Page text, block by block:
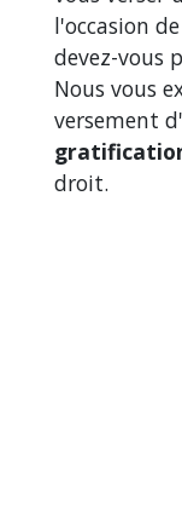
l'occasion
devez-vous
Nous vous
versement
droit.